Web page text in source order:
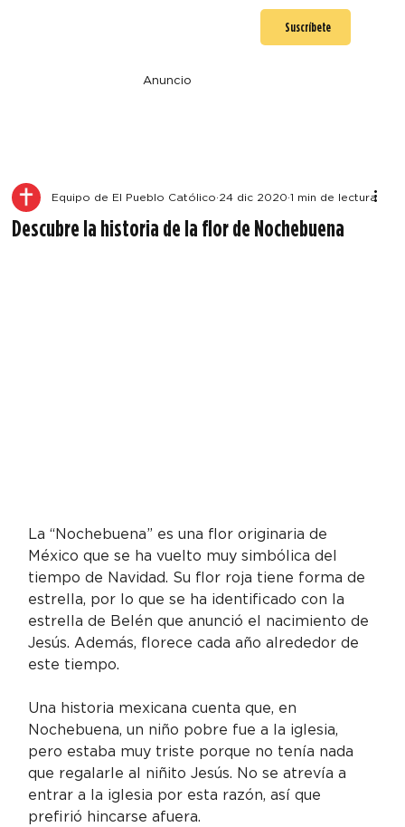
Suscríbete
Anuncio
Descubre la historia de la flor de Nochebuena
Equipo de El Pueblo Católico 24 dic 2020 1 min de lectura
La “Nochebuena” es una flor originaria de
México que se ha vuelto muy simbólica del
tiempo de Navidad. Su flor roja tiene forma de
estrella, por lo que se ha identificado con la
estrella de Belén que anunció el nacimiento de
Jesús. Además, florece cada año alrededor de
este tiempo.
Una historia mexicana cuenta que, en
Nochebuena, un niño pobre fue a la iglesia,
pero estaba muy triste porque no tenía nada
que regalarle al niñito Jesús. No se atrevía a
entrar a la iglesia por esta razón, así que
prefirió hincarse afuera.